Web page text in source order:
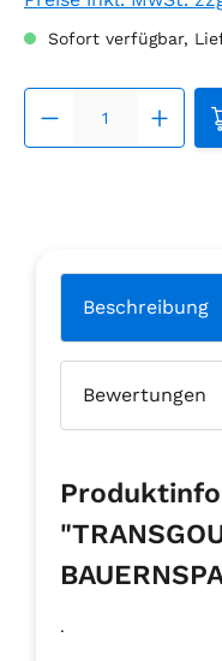
Sofort verfügbar,
Beschreibung
Bewertungen
.